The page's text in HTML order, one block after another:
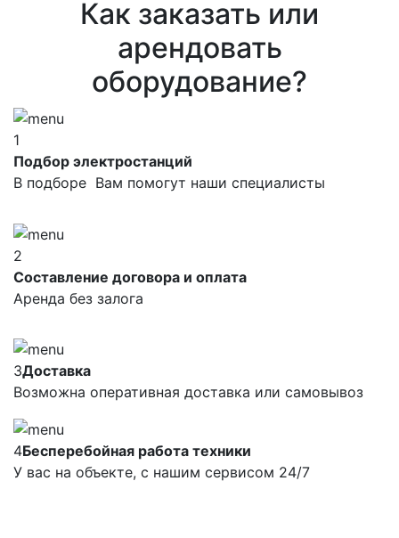
Как заказать или
арендовать
оборудование?
1
Подбор электростанций
В подборе Вам помогут наши специалисты
2
Составление договора и оплата
Аренда без залога
3Доставка
Возможна оперативная доставка или самовывоз
4Бесперебойная работа техники
У вас на объекте, с нашим сервисом 24/7